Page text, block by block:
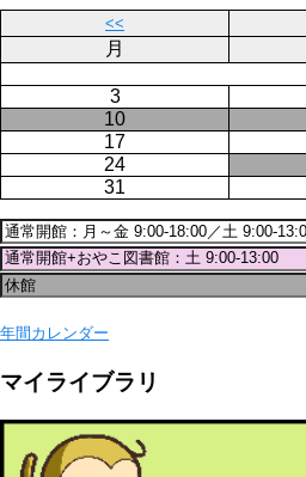
<<
月
3
10
17
24
31
年間カレンダー
マイライブラリ